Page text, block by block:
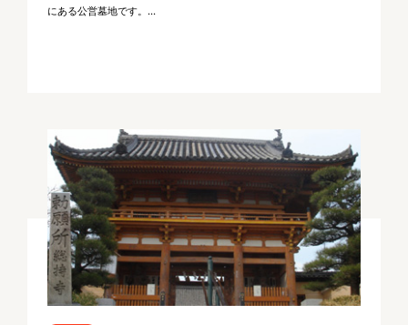
にある公営墓地です。...